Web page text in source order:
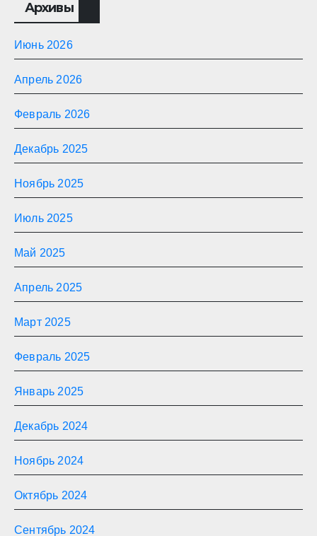
Архивы
Июнь 2026
Апрель 2026
Февраль 2026
Декабрь 2025
Ноябрь 2025
Июль 2025
Май 2025
Апрель 2025
Март 2025
Февраль 2025
Январь 2025
Декабрь 2024
Ноябрь 2024
Октябрь 2024
Сентябрь 2024